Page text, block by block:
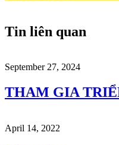
Tin liên quan
September 27, 2024
THAM GIA
April 14, 2022